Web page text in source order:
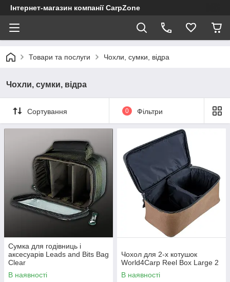
Інтернет-магазин компанії CarpZone
Товари та послуги Чохли, сумки, відра
Чохли, сумки, відра
Сортування 0 Фільтри
Сумка для годівниць і
аксесуарів Leads and Bits Bag
Clear
В наявності
Чохол для 2-х котушок
World4Carp Reel Box Large 2
В наявності